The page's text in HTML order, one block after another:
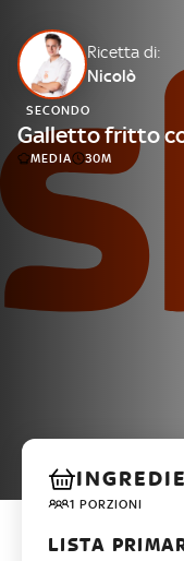
Cos’altro vedere:
PROGRAMMI SKY
Un mondo di offerte:
SKY.IT
NOW
Ricetta di:
Nicolò
SECONDO
Galletto fritto
MEDIA 30M
1 PORZIONI
LISTA